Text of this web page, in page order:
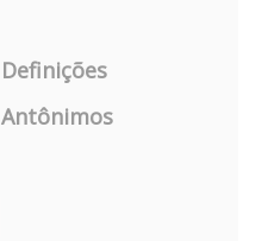
Definições
Antônimos